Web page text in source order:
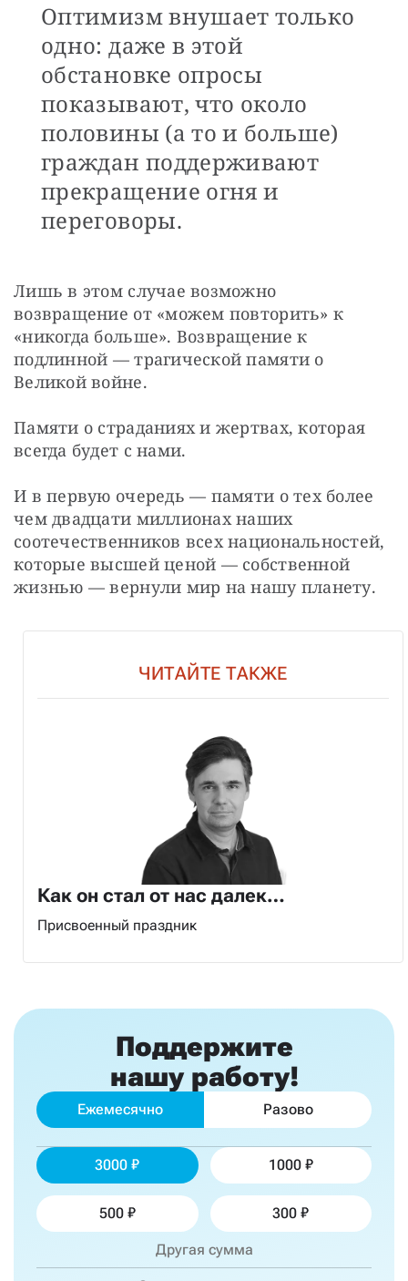
Оптимизм внушает только
одно: даже в этой
обстановке опросы
показывают, что около
половины (а то и больше)
граждан поддерживают
прекращение огня и
переговоры.
Лишь в этом случае возможно
возвращение от «можем повторить» к
«никогда больше». Возвращение к
подлинной — трагической памяти о
Великой войне.
Памяти о страданиях и жертвах, которая
всегда будет с нами.
И в первую очередь — памяти о тех более
чем двадцати миллионах наших
соотечественников всех национальностей,
которые высшей ценой — собственной
жизнью — вернули мир на нашу планету.
ЧИТАЙТЕ ТАКЖЕ
Как он стал от нас далек…
Присвоенный праздник
Поддержите
нашу работу!
Ежемесячно Разово
3000 1000
500 300